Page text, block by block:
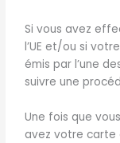
Si vous avez
l’UE et/ou si
émis par l’une
suivre une
Une fois que
avez votre carte